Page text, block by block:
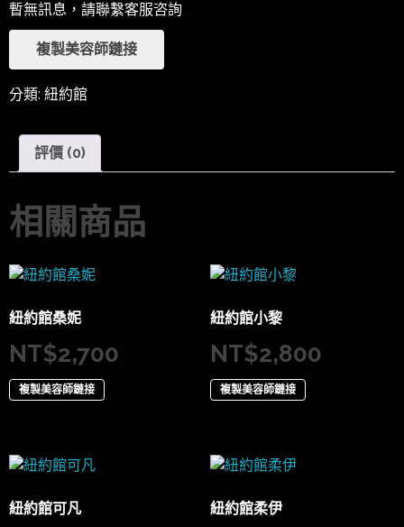
暫無訊息，請聯繫客服咨詢
複製美容師鏈接
分類: 紐約館
評價 (0)
相關商品
紐約館桑妮
NT$2,700
複製美容師鏈接
紐約館小黎
NT$2,800
複製美容師鏈接
紐約館可凡 紐約館柔伊